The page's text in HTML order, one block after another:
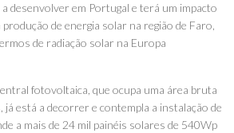
desenvolver em Portugal e terá um impacto
de energia solar na região de Faro,
de radiação solar na Europa
fotovoltaica, que ocupa uma área bruta
já está a decorrer e contempla a instalação de
a mais de 24 mil painéis solares de 540Wp